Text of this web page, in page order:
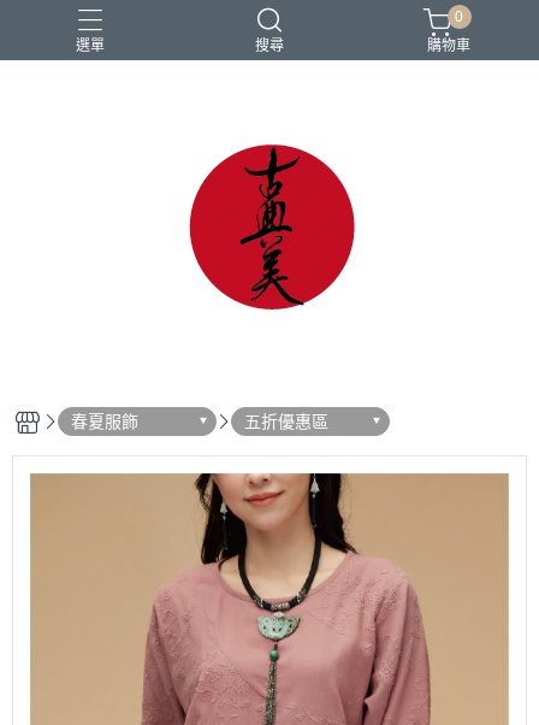
選單 搜尋
棉麻 茶禪服
0
購物車
春夏服飾 五折優惠區